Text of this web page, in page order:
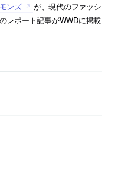
ンズ
が、現代のファッシ
レポート記事がWWDに掲載